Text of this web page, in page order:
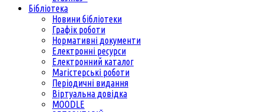
Бібліотека
Новини бібліотеки
Графік роботи
Нормативні документи
Електронні ресурси
Електронний каталог
Магістерські роботи
Періодичні видання
Віртуальна довідка
MOODLE